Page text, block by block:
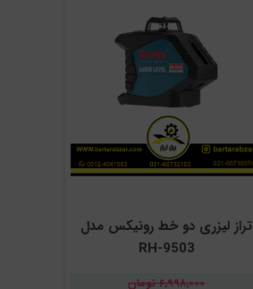
تراز لیزری دو خط رونیکس مدل
RH-9503
۶,۹۹۸,۰۰۰ تومان